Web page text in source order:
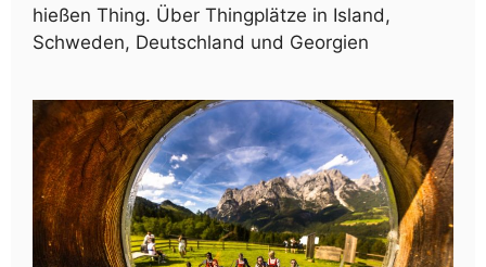
hießen Thing. Über Thingplätze in Island,
Schweden, Deutschland und Georgien